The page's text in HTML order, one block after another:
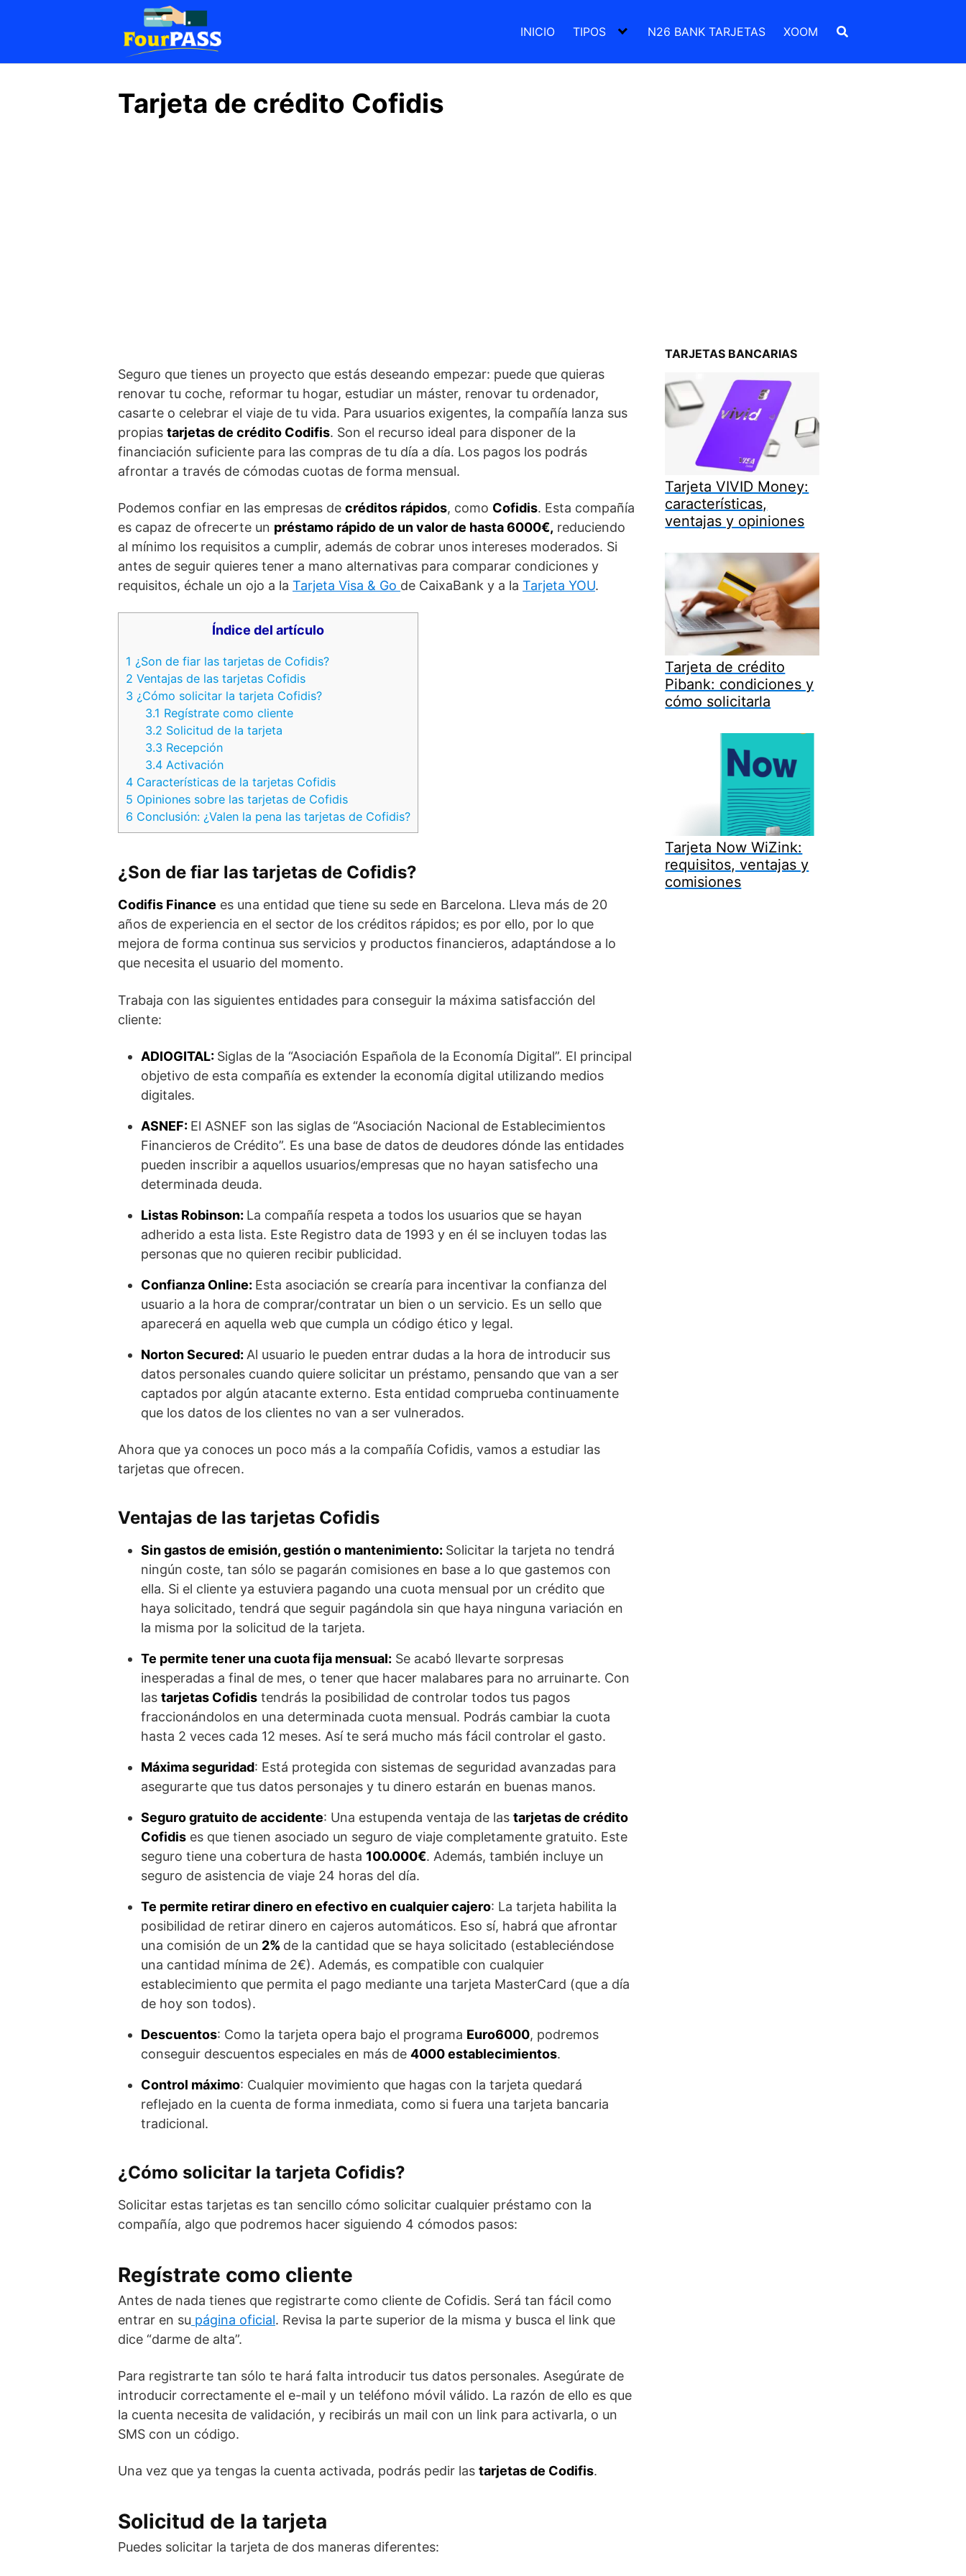
INICIO TIPOS N26 BANK TARJETAS XOOM
Tarjeta de crédito Cofidis
Seguro que tienes un proyecto que estás deseando empezar: puede que quieras
renovar tu coche, reformar tu hogar, estudiar un máster, renovar tu ordenador,
casarte o celebrar el viaje de tu vida. Para usuarios exigentes, la compañía lanza sus
propias tarjetas de crédito Codifis. Son el recurso ideal para disponer de la
financiación suficiente para las compras de tu día a día. Los pagos los podrás
afrontar a través de cómodas cuotas de forma mensual.
Podemos confiar en las empresas de créditos rápidos, como Cofidis. Esta compañía
es capaz de ofrecerte un préstamo rápido de un valor de hasta 6000€, reduciendo
al mínimo los requisitos a cumplir, además de cobrar unos intereses moderados. Si
antes de seguir quieres tener a mano alternativas para comparar condiciones y
requisitos, échale un ojo a la Tarjeta Visa & Go de CaixaBank y a la Tarjeta YOU.
Índice del artículo
1 ¿Son de fiar las tarjetas de Cofidis?
2 Ventajas de las tarjetas Cofidis
3 ¿Cómo solicitar la tarjeta Cofidis?
3.1 Regístrate como cliente
3.2 Solicitud de la tarjeta
3.3 Recepción
3.4 Activación
4 Características de la tarjetas Cofidis
5 Opiniones sobre las tarjetas de Cofidis
6 Conclusión: ¿Valen la pena las tarjetas de Cofidis?
¿Son de fiar las tarjetas de Cofidis?
Codifis Finance es una entidad que tiene su sede en Barcelona. Lleva más de 20
años de experiencia en el sector de los créditos rápidos; es por ello, por lo que
mejora de forma continua sus servicios y productos financieros, adaptándose a lo
que necesita el usuario del momento.
Trabaja con las siguientes entidades para conseguir la máxima satisfacción del
cliente:
ADIOGITAL: Siglas de la “Asociación Española de la Economía Digital”. El principal
objetivo de esta compañía es extender la economía digital utilizando medios
digitales.
ASNEF: El ASNEF son las siglas de “Asociación Nacional de Establecimientos
Financieros de Crédito”. Es una base de datos de deudores dónde las entidades
pueden inscribir a aquellos usuarios/empresas que no hayan satisfecho una
determinada deuda.
Listas Robinson: La compañía respeta a todos los usuarios que se hayan
adherido a esta lista. Este Registro data de 1993 y en él se incluyen todas las
personas que no quieren recibir publicidad.
Confianza Online: Esta asociación se crearía para incentivar la confianza del
usuario a la hora de comprar/contratar un bien o un servicio. Es un sello que
aparecerá en aquella web que cumpla un código ético y legal.
Norton Secured: Al usuario le pueden entrar dudas a la hora de introducir sus
datos personales cuando quiere solicitar un préstamo, pensando que van a ser
captados por algún atacante externo. Esta entidad comprueba continuamente
que los datos de los clientes no van a ser vulnerados.
Ahora que ya conoces un poco más a la compañía Cofidis, vamos a estudiar las
tarjetas que ofrecen.
Ventajas de las tarjetas Cofidis
Sin gastos de emisión, gestión o mantenimiento: Solicitar la tarjeta no tendrá
ningún coste, tan sólo se pagarán comisiones en base a lo que gastemos con
ella. Si el cliente ya estuviera pagando una cuota mensual por un crédito que
haya solicitado, tendrá que seguir pagándola sin que haya ninguna variación en
la misma por la solicitud de la tarjeta.
Te permite tener una cuota fija mensual: Se acabó llevarte sorpresas
inesperadas a final de mes, o tener que hacer malabares para no arruinarte. Con
las tarjetas Cofidis tendrás la posibilidad de controlar todos tus pagos
fraccionándolos en una determinada cuota mensual. Podrás cambiar la cuota
hasta 2 veces cada 12 meses. Así te será mucho más fácil controlar el gasto.
Máxima seguridad: Está protegida con sistemas de seguridad avanzadas para
asegurarte que tus datos personajes y tu dinero estarán en buenas manos.
Seguro gratuito de accidente: Una estupenda ventaja de las tarjetas de crédito
Cofidis es que tienen asociado un seguro de viaje completamente gratuito. Este
seguro tiene una cobertura de hasta 100.000€. Además, también incluye un
seguro de asistencia de viaje 24 horas del día.
Te permite retirar dinero en efectivo en cualquier cajero: La tarjeta habilita la
posibilidad de retirar dinero en cajeros automáticos. Eso sí, habrá que afrontar
una comisión de un 2% de la cantidad que se haya solicitado (estableciéndose
una cantidad mínima de 2€). Además, es compatible con cualquier
establecimiento que permita el pago mediante una tarjeta MasterCard (que a día
de hoy son todos).
Descuentos: Como la tarjeta opera bajo el programa Euro6000, podremos
conseguir descuentos especiales en más de 4000 establecimientos.
Control máximo: Cualquier movimiento que hagas con la tarjeta quedará
reflejado en la cuenta de forma inmediata, como si fuera una tarjeta bancaria
tradicional.
¿Cómo solicitar la tarjeta Cofidis?
Solicitar estas tarjetas es tan sencillo cómo solicitar cualquier préstamo con la
compañía, algo que podremos hacer siguiendo 4 cómodos pasos:
Regístrate como cliente
Antes de nada tienes que registrarte como cliente de Cofidis. Será tan fácil como
entrar en su página oficial. Revisa la parte superior de la misma y busca el link que
dice “darme de alta”.
Para registrarte tan sólo te hará falta introducir tus datos personales. Asegúrate de
introducir correctamente el e-mail y un teléfono móvil válido. La razón de ello es que
la cuenta necesita de validación, y recibirás un mail con un link para activarla, o un
SMS con un código.
Una vez que ya tengas la cuenta activada, podrás pedir las tarjetas de Codifis.
Solicitud de la tarjeta
Puedes solicitar la tarjeta de dos maneras diferentes:
TARJETAS BANCARIAS
Tarjeta VIVID Money:
características,
ventajas y opiniones
Tarjeta de crédito
Pibank: condiciones y
cómo solicitarla
Tarjeta Now WiZink:
requisitos, ventajas y
comisiones